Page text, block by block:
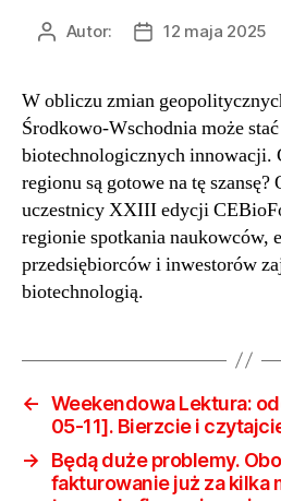
AutorAutor:
Data12 maja 2025
W obliczu zmian
Środkowo-Wschodnia może
biotechnologicznych innowacji.
regionu są gotowe na tę
uczestnicy XXIII edycji
regionie spotkania naukowców,
przedsiębiorców i inwestorów
biotechnologią.
← Weekendowa Lektura:
05-11]. Bierzcie i
→
Będą duże problemy.
fakturowanie już za kilka